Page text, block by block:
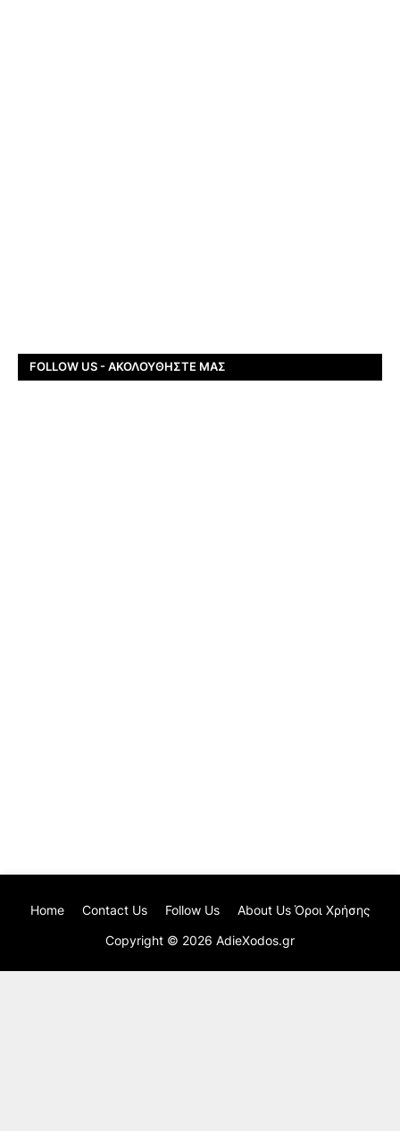
FOLLOW US - ΑΚΟΛΟΥΘΉΣΤΕ ΜΑΣ
Copyright © 2026 AdieXodos.gr
Home Contact Us Follow Us About Us Όροι Χρήσης